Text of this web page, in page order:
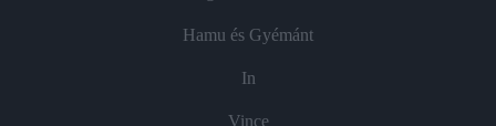
Hamu és Gyémánt
In
Vince